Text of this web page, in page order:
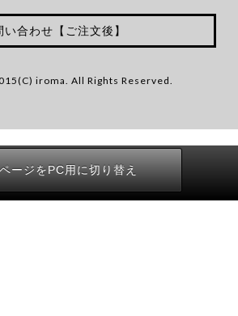
い合わせ【ご注文後】
iroma. All Rights Reserved.
ージをPC用に切り替え